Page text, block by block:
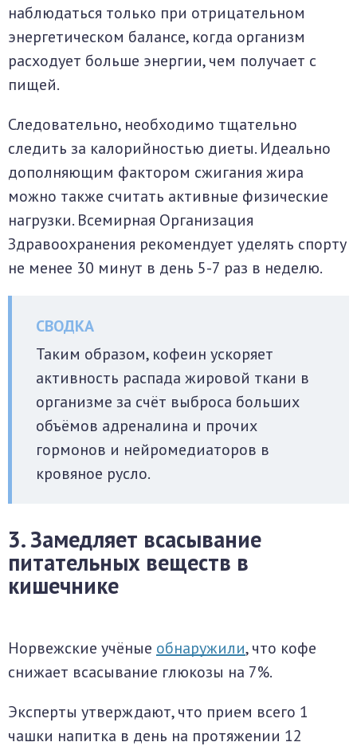
наблюдаться только при отрицательном
энергетическом балансе, когда организм
расходует больше энергии, чем получает с
пищей.
Следовательно, необходимо тщательно
следить за калорийностью диеты. Идеально
дополняющим фактором сжигания жира
можно также считать активные физические
нагрузки. Всемирная Организация
Здравоохранения рекомендует уделять спорту
не менее 30 минут в день 5-7 раз в неделю.
Таким образом, кофеин ускоряет
активность распада жировой ткани в
организме за счёт выброса больших
объёмов адреналина и прочих
гормонов и нейромедиаторов в
кровяное русло.
3. Замедляет всасывание
питательных веществ в
кишечнике
Норвежские учёные обнаружили, что кофе
снижает всасывание глюкозы на 7%.
Эксперты утверждают, что прием всего 1
чашки напитка в день на протяжении 12